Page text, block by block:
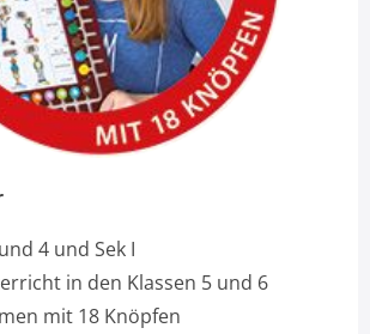
4 und Sek I
in den Klassen 5 und 6
mit 18 Knöpfen